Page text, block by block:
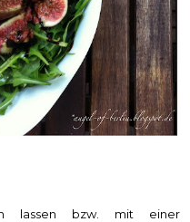
lassen bzw. mit einer